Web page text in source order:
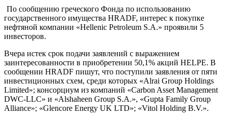
По сообщению греческого Фонда по использованию
государственного имущества HRADF, интерес к покупке
нефтяной компании «Hellenic Petroleum S.A.» проявили 5
инвесторов.
Вчера истек срок подачи заявлений с выражением
заинтересованности в приобретении 50,1% акций HELPE. В
сообщении HRADF пишут, что поступили заявления от пяти
инвестиционных схем, среди которых «Alrai Group Holdings
Limited»; консорциум из компаний «Carbon Asset Management
DWC-LLC» и «Alshaheen Group S.A.», «Gupta Family Group
Alliance»; «Glencore Energy UK LTD»; «Vitol Holding B.V.».